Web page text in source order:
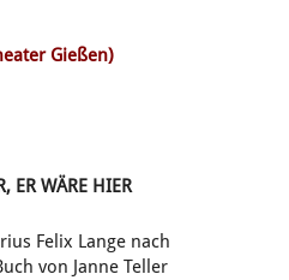
Gießen)
ER WÄRE HIER
Felix Lange nach
von Janne Teller